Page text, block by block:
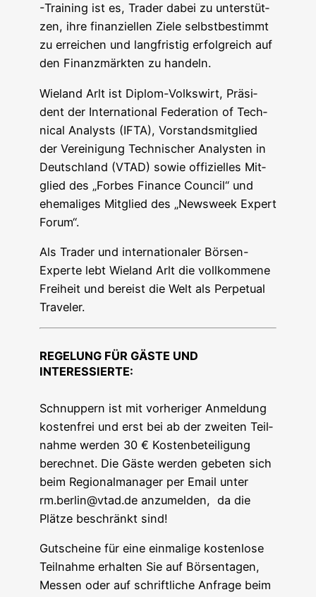
-Trai­ning ist es, Trader dabei zu unter­stüt­
zen, ihre finan­zi­el­len Zie­le selbst­be­stimmt
zu errei­chen und lang­fris­tig erfolg­reich auf
den Finanz­märk­ten zu handeln.
Wie­land Arlt ist Diplom-Volks­wirt, Prä­si­
dent der Inter­na­tio­nal Fede­ra­ti­on of Tech­
ni­cal Ana­lysts (IFTA), Vor­stands­mit­glied
der Ver­ei­ni­gung Tech­ni­scher Ana­lys­ten in
Deutsch­land (VTAD) sowie offi­zi­el­les Mit­
glied des „For­bes Finan­ce Coun­cil“ und
ehe­ma­li­ges Mit­glied des „News­week Expert
Forum“.
Als Trader und inter­na­tio­na­ler Bör­sen-
Exper­te lebt Wie­land Arlt die voll­kom­me­ne
Frei­heit und bereist die Welt als Per­pe­tu­al
Traveler.
REGELUNG FÜR GÄSTE UND
INTERESSIERTE:
Schnup­pern ist mit vor­he­ri­ger Anmel­dung
kos­ten­frei und erst bei ab der zwei­ten Teil­
nah­me wer­den 30 € Kos­ten­be­tei­li­gung
berech­net. Die Gäs­te wer­den gebe­ten sich
beim Regio­nal­ma­na­ger per Email unter
rm.berlin@vtad.de anzu­mel­den, da die
Plät­ze beschränkt sind!
Gut­schei­ne für eine ein­ma­li­ge kos­ten­lo­se
Teil­nah­me erhal­ten Sie auf Bör­sen­ta­gen,
Mes­sen oder auf schrift­li­che Anfra­ge beim